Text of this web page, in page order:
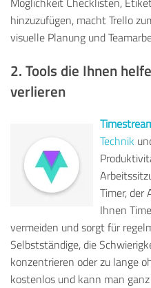
hinzuzufügen, macht Trello
visuelle Planung und
2. Tools die Ihnen
verlieren
Technik
Timer, der
Ihnen
vermeiden und sorgt für
Selbstständige, die
konzentrieren oder zu lange
kostenlos und kann man